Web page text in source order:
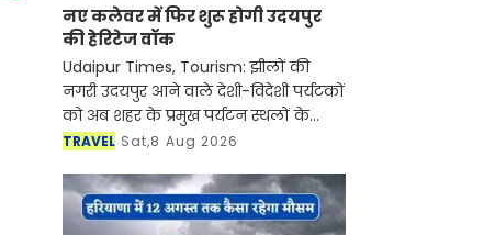
नए कलेवर में फिर शुरू होगी उदयपुर
की हेरिटेज वॉक
Udaipur Times, Tourism: झीलों की
नगरी उदयपुर आने वाले देशी-विदेशी पर्यटकों
को अब शहर के प्रमुख पर्यटन स्थलों के
साथ-साथ इसकी समृद्ध सांस्कृतिक विरासत,
रूबरू करवान
TRAVEL Sat,8 Aug 2026